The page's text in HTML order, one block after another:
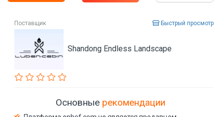
Поставщик Быстрый просмотр
Shandong Endless Landscape
Основные рекомендации